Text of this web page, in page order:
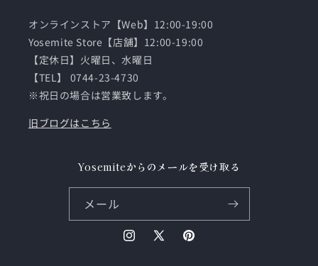
オンラインストア【Web】12:00-19:00
Yosemite Store【店舗】12:00-19:00
【定休日】火曜日、水曜日
【TEL】 0744-23-4730
※祝日の場合は営業致します。
旧ブログはこちら
Yosemiteからのメールを受け取る
メール
Instagram
X
Pinterest